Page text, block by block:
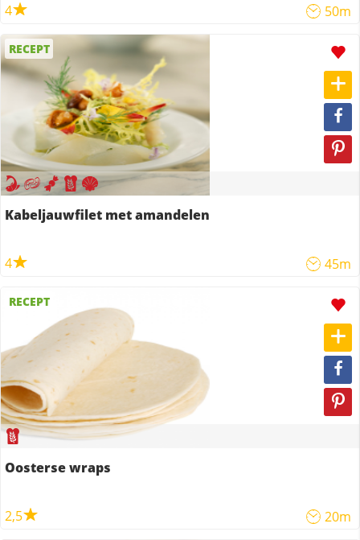
4 50m
RECEPT
Kabeljauwfilet met amandelen
4 45m
RECEPT
Oosterse wraps
2,5 20m